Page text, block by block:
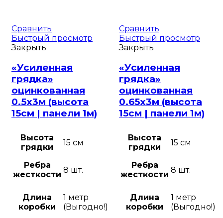
Сравнить
Быстрый просмотр
Закрыть
«Усиленная
грядка»
оцинкованная
0.5х3м (высота
15см | панели 1м)
Высота
грядки
15 см
Ребра
жесткости 8 шт.
Длина
коробки
1 метр
(Выгодно!)
Сравнить
Быстрый просмотр
Закрыть
«Усиленная
грядка»
оцинкованная
0.65х3м (высота
15см | панели 1м)
Высота
грядки
15 см
Ребра
жесткости 8 шт.
Длина
коробки
1 метр
(Выгодно!)